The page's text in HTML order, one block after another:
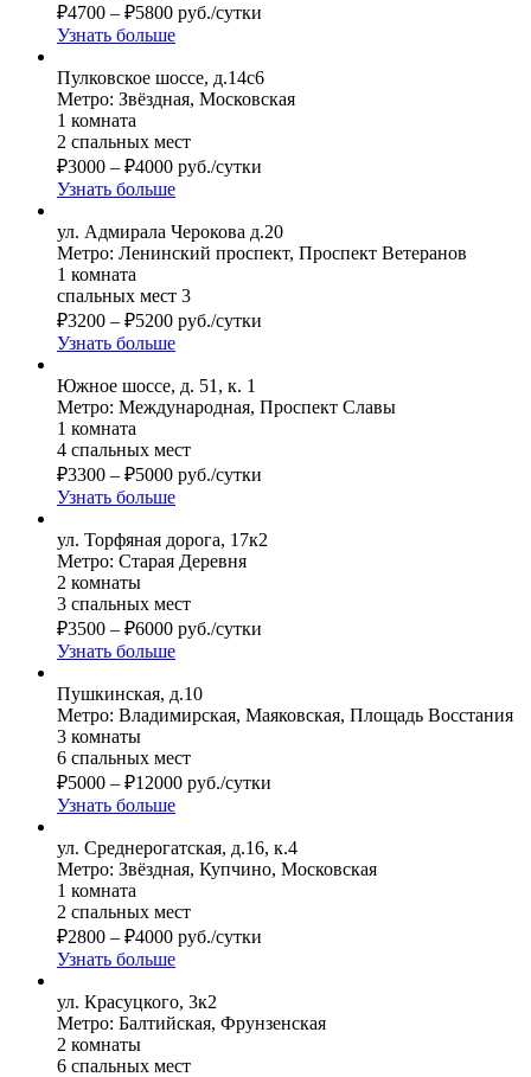
₽4700 – ₽5800 руб./сутки
Узнать больше
Пулковское шоссе, д.14с6
Метро: Звёздная, Московская
1 комната
2 спальных мест
₽3000 – ₽4000 руб./сутки
Узнать больше
ул. Адмирала Черокова д.20
Метро: Ленинский проспект, Проспект Ветеранов
1 комната
спальных мест 3
₽3200 – ₽5200 руб./сутки
Узнать больше
Южное шоссе, д. 51, к. 1
Метро: Международная, Проспект Славы
1 комната
4 спальных мест
₽3300 – ₽5000 руб./сутки
Узнать больше
ул. Торфяная дорога, 17к2
Метро: Старая Деревня
2 комнаты
3 спальных мест
₽3500 – ₽6000 руб./сутки
Узнать больше
Пушкинская, д.10
Метро: Владимирская, Маяковская, Площадь Восстания
3 комнаты
6 спальных мест
₽5000 – ₽12000 руб./сутки
Узнать больше
ул. Среднерогатская, д.16, к.4
Метро: Звёздная, Купчино, Московская
1 комната
2 спальных мест
₽2800 – ₽4000 руб./сутки
Узнать больше
ул. Красуцкого, 3к2
Метро: Балтийская, Фрунзенская
2 комнаты
6 спальных мест